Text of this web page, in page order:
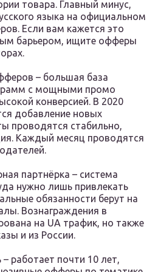
товара. Главный минус,
языка на официальном
Если вам кажется это
барьером, ищите офферы
– большая база
с мощными промо
конверсией. В 2020
добавление новых
проводятся стабильно,
Каждый месяц проводятся
партнёрка – система
нужно лишь привлекать
обязанности берут на
Вознаграждения в
на UA трафик, но также
и из России.
– работает почти 10 лет,